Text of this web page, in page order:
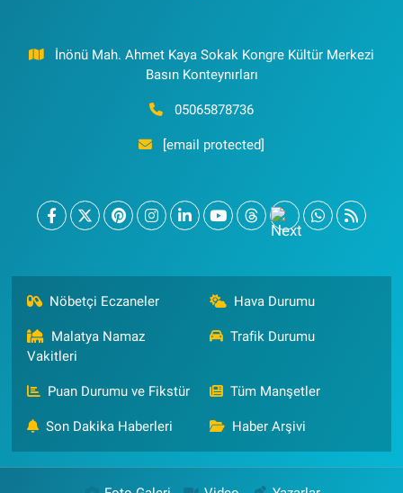
İnönü Mah. Ahmet Kaya Sokak Kongre Kültür Merkezi
Basın Konteynırları
05065878736
[email protected]
Nöbetçi Eczaneler Hava Durumu
Malatya Namaz
Vakitleri
Trafik Durumu
Puan Durumu ve Fikstür Tüm Manşetler
Son Dakika Haberleri Haber Arşivi